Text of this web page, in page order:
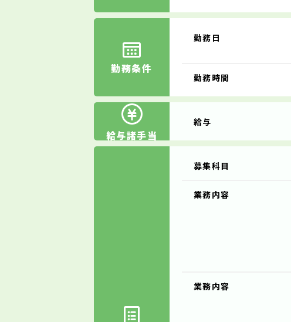
勤務条件
勤務日
勤務時間
給与諸手当
給与
募集科目
業務内容
業務内容